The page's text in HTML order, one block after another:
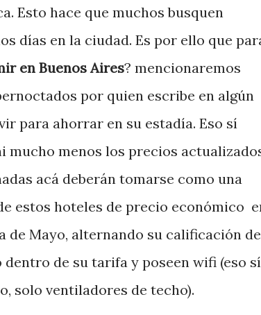
Esto hace que muchos busquen
días en la ciudad. Es por ello que
en Buenos Aires? mencionaremos
por quien escribe en algún
para ahorrar en su estadía. Eso sí
menos los precios
acá deberán tomarse como una
estos hoteles de precio económico
de Mayo, alternando su calificación de
de su tarifa y poseen wifi (eso
solo ventiladores de techo).